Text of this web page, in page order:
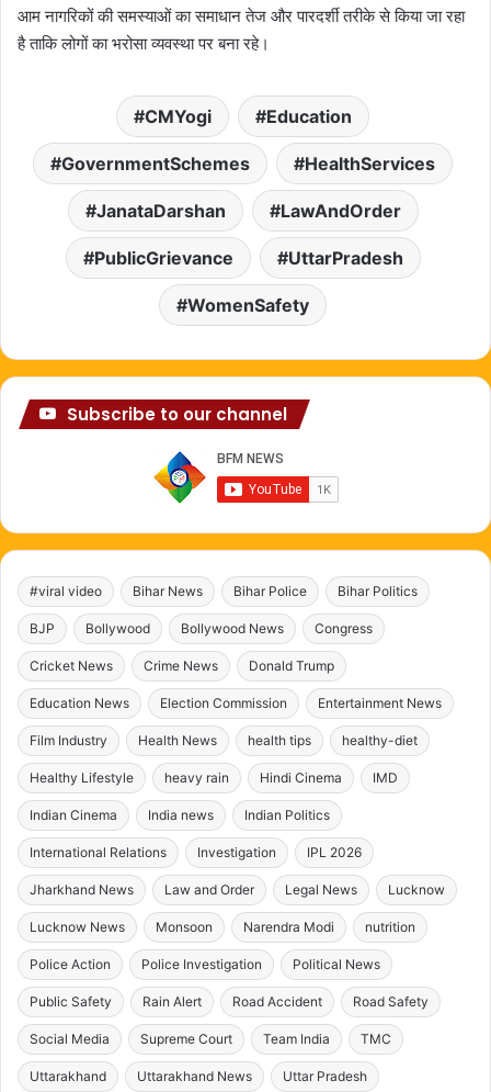
आम नागरिकों की समस्याओं का समाधान तेज और पारदर्शी तरीके से किया जा रहा
है ताकि लोगों का भरोसा व्यवस्था पर बना रहे।
CMYogi Education
GovernmentSchemes HealthServices
JanataDarshan LawAndOrder
PublicGrievance UttarPradesh
WomenSafety
Subscribe to our channel
#viral video Bihar News Bihar Police Bihar Politics
BJP Bollywood Bollywood News Congress
Cricket News Crime News Donald Trump
Education News Election Commission Entertainment News
Film Industry Health News health tips healthy-diet
Healthy Lifestyle heavy rain Hindi Cinema IMD
Indian Cinema India news Indian Politics
International Relations Investigation IPL 2026
Jharkhand News Law and Order Legal News Lucknow
Lucknow News Monsoon Narendra Modi nutrition
Police Action Police Investigation Political News
Public Safety Rain Alert Road Accident Road Safety
Social Media Supreme Court Team India TMC
Uttarakhand Uttarakhand News Uttar Pradesh